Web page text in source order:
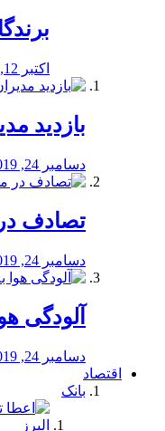
اکتبر 12, 2019
بازدید
دسامبر 24, 2019
تصادف
دسامبر 24, 2019
آلودگی
دسامبر 24, 2019
اقتصاد
بانک